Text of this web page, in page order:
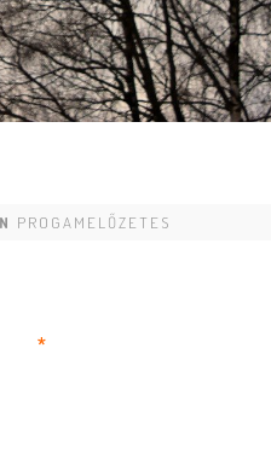
PROGAMELŐZETES
*